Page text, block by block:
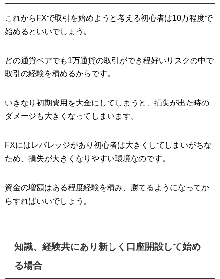
これからFXで取引を始めようと考える初心者は10万程度で
始めるといいでしょう。
どの通貨ペアでも1万通貨の取引ができ程好いリスクの中で
取引の経験を積めるからです。
いきなり初期費用を大金にしてしまうと、損失が出た時の
ダメージも大きくなってしまいます。
FXにはレバレッジがあり初心者は大きくしてしまいがちな
ため、損失が大きくなりやすい環境なのです。
資金の増額はある程度経験を積み、勝てるようになってか
らすればいいでしょう。
知識、経験共にあり新しく口座開設して始め
る場合